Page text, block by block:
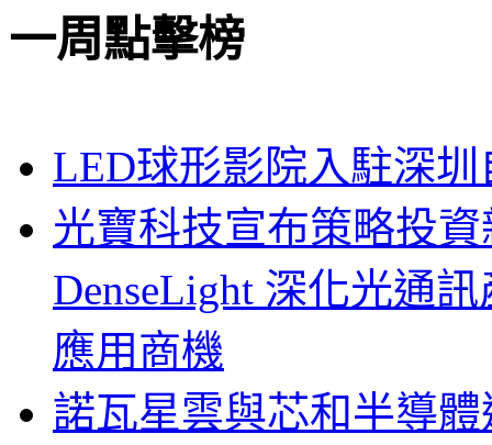
一周點擊榜
LED球形影院入駐深
光寶科技宣布策略投
DenseLight 深化光通
應用商機
諾瓦星雲與芯和半導